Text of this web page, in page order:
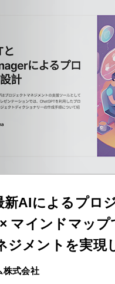
新AIによるプロ
マインドマップ
ジメントを実現
株式会社